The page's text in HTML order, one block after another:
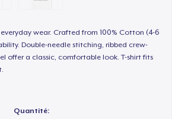
wear. Crafted from 100% Cotton (4-6
Double-needle stitching, ribbed crew-
offer a classic, comfortable look. T-shirt fits
Quantité: